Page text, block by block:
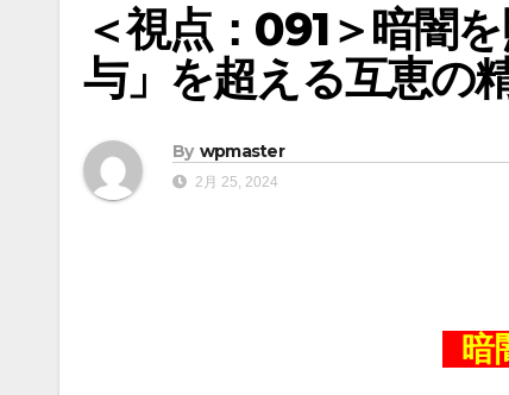
＜視点：091＞暗闇
与」を超える互恵の
By wpmaster
2月 25, 2024
暗